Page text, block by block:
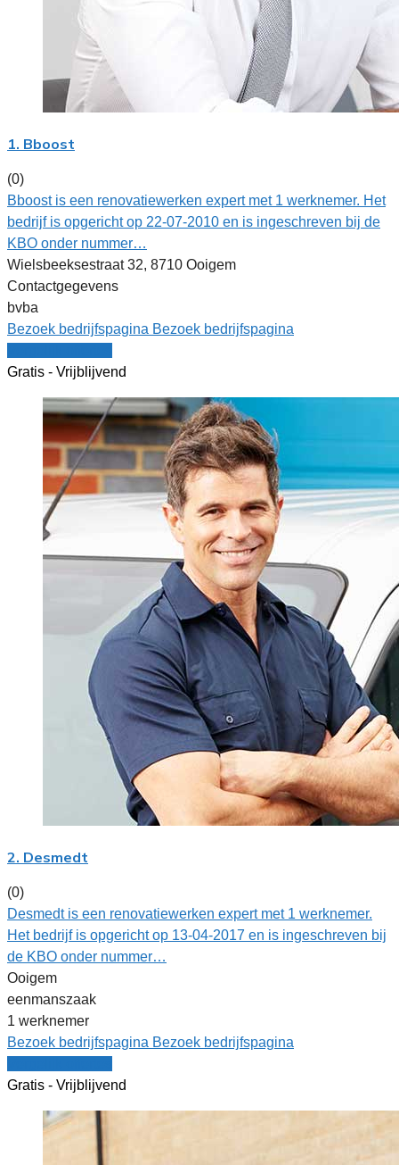
1. Bboost
(0)
Bboost is een renovatiewerken expert met 1 werknemer. Het
bedrijf is opgericht op 22-07-2010 en is ingeschreven bij de
KBO onder nummer…
Wielsbeeksestraat 32, 8710 Ooigem
Contactgegevens
bvba
Bezoek bedrijfspagina Bezoek bedrijfspagina
Gratis - Vrijblijvend
2. Desmedt
(0)
Desmedt is een renovatiewerken expert met 1 werknemer.
Het bedrijf is opgericht op 13-04-2017 en is ingeschreven bij
de KBO onder nummer…
Ooigem
eenmanszaak
1 werknemer
Bezoek bedrijfspagina Bezoek bedrijfspagina
Gratis - Vrijblijvend